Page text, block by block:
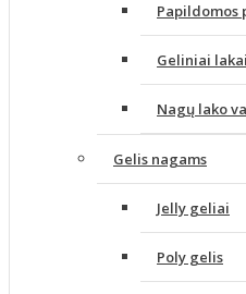
Papildomos
Geliniai lakai
Nagų lako
Gelis nagams
Jelly geliai
Poly gelis